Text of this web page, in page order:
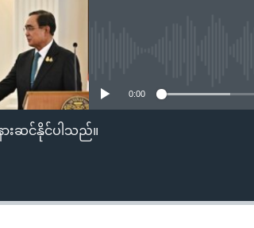
0:00
းဆင်နိုင်ပါသည်။